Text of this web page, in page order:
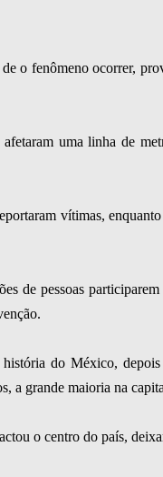
o fenômeno ocorrer,
uma linha de
vítimas,
de pessoas
do México,
a grande maioria na
o centro do país,